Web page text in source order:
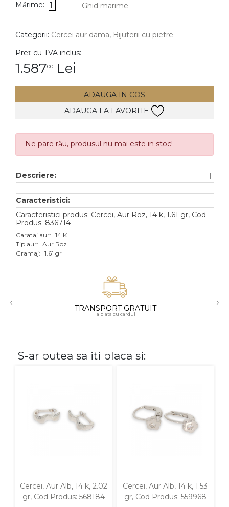
DIAMANTE Vezi toate
Cercei
Accesorii
TIP METAL
Aur galben
Aur alb
Aur roz
Aur mixt
18K
Mărime: 1 Ghid marime
Categorii: Cercei aur dama, Bijuterii cu pietre
Preț cu TVA inclus:
1.58700 Lei
ADAUGA IN COS
ADAUGA LA FAVORITE
Ne pare rău, produsul nu mai este in stoc!
Descriere:
Caracteristici:
Caracteristici produs: Cercei, Aur Roz, 14 k, 1.61 gr, Cod
Produs: 836714
Carataj aur: 14 K
Tip aur: Aur Roz
Gramaj: 1.61 gr
‹ TRANSPORT GRATUIT
la plata cu cardul
›
S-ar putea sa iti placa si:
Cercei, Aur Alb, 14 k, 2.02
gr, Cod Produs: 568184
Cercei, Aur Alb, 14 k, 1.53
gr, Cod Produs: 559968